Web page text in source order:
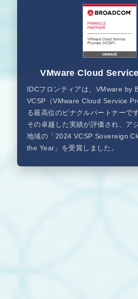
VMware Cloud
IDCフロンティアは、VMware by
VCSP（VMware Cloud Service
る最高位のピナクルパートナーで
その卓越した実績が評価され、ア
地域の「2024 VCSP Sovereign
the Year」を受賞しました。